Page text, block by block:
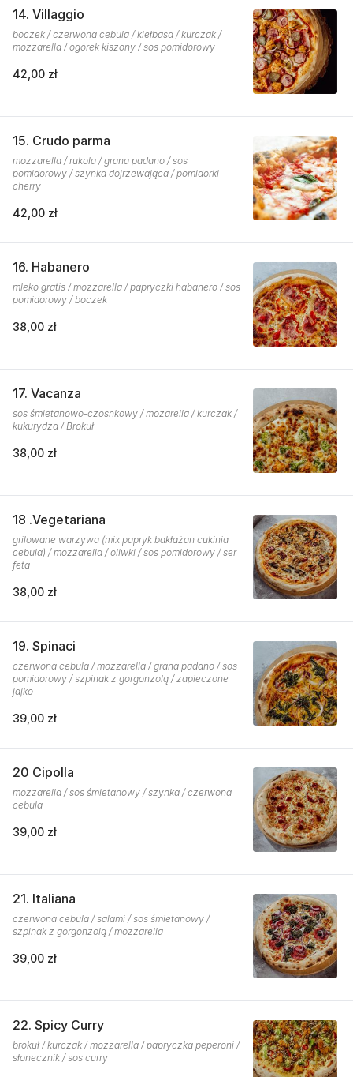
14. Villaggio
boczek / czerwona cebula / kiełbasa / kurczak /
mozzarella / ogórek kiszony / sos pomidorowy
42,00 zł
15. Crudo parma
mozzarella / rukola / grana padano / sos
pomidorowy / szynka dojrzewająca / pomidorki
cherry
42,00 zł
16. Habanero
mleko gratis / mozzarella / papryczki habanero / sos
pomidorowy / boczek
38,00 zł
17. Vacanza
sos śmietanowo-czosnkowy / mozarella / kurczak /
kukurydza / Brokuł
38,00 zł
18 .Vegetariana
grilowane warzywa (mix papryk bakłażan cukinia
cebula) / mozzarella / oliwki / sos pomidorowy / ser
feta
38,00 zł
19. Spinaci
czerwona cebula / mozzarella / grana padano / sos
pomidorowy / szpinak z gorgonzolą / zapieczone
jajko
39,00 zł
20 Cipolla
mozzarella / sos śmietanowy / szynka / czerwona
cebula
39,00 zł
21. Italiana
czerwona cebula / salami / sos śmietanowy /
szpinak z gorgonzolą / mozzarella
39,00 zł
22. Spicy Curry
brokuł / kurczak / mozzarella / papryczka peperoni /
słonecznik / sos curry